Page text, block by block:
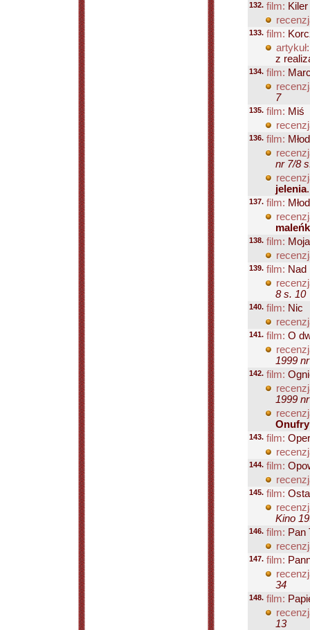
132. film: Kiler
133. film:
artykuł:
z
134. film:
7
135. film: Miś
136. film:
nr 7/8
jelenia
137. film:
138. film:
139. film: Nad
8 s. 10
140. film: Nic
141. film: O
1999
142. film:
1999
Onufry
143. film:
144. film:
145. film:
Kino
146. film: Pan
147. film:
34
148. film:
13